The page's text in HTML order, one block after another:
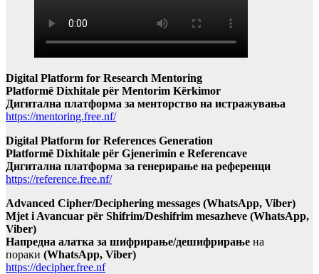
Digital Platform for Research Mentoring
Platformë Dixhitale për Mentorim Kërkimor
Дигитална платформа за менторство на истражувања
https://mentoring.free.nf/
Digital Platform for References Generation
Platformë Dixhitale për Gjenerimin e Referencave
Дигитална платформа за генерирање на референци
https://reference.free.nf/
Advanced Cipher/Deciphering messages (WhatsApp, Viber)
Mjet i Avancuar për Shifrim/Deshifrim mesazheve (WhatsApp,
Viber)
Напредна алатка за шифрирање/дешифрирање на
пораки (WhatsApp, Viber)
https://decipher.free.nf